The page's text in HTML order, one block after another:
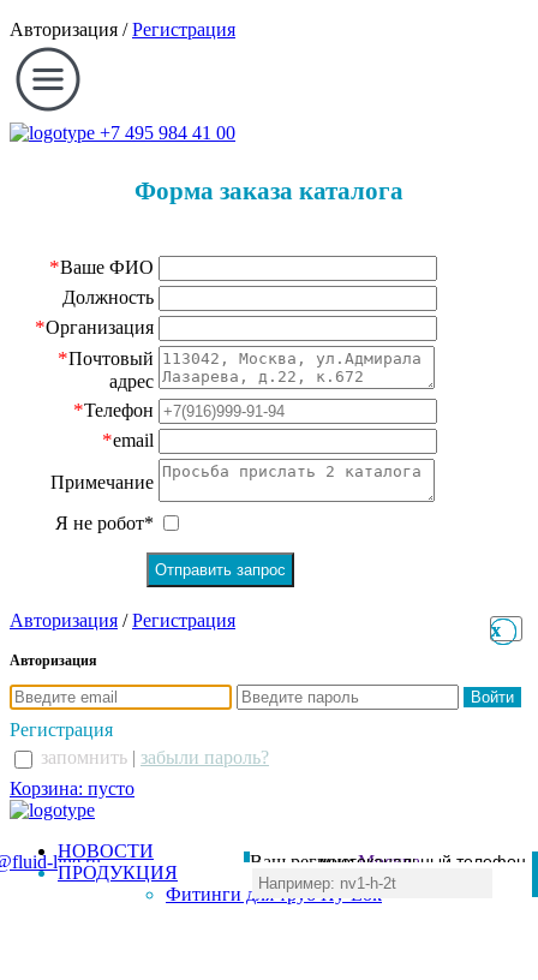
Авторизация /Регистрация
+7 495 984 41 00
Форма заказа каталога
*Ваше ФИО
Должность
*Организация
*Почтовый
адрес
*Телефон
*email
Примечание
Я не робот*
Авторизация /Регистрация x
x
Авторизация
Регистрация
запомнить | забыли пароль?
Корзина: пусто
line.ru многоканальный телефон
+7 (495) 984-41-00
Ваш регион:Москва
НОВОСТИ
ПРОДУКЦИЯ
Фитинги для труб Hy-Lok